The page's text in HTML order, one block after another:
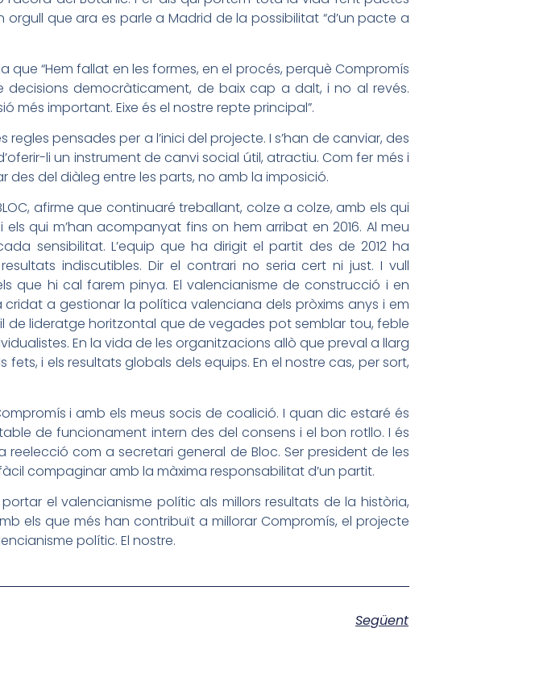
que ara es parle a Madrid de la possibilitat “d’un pacte a
“Hem fallat en les formes, en el procés, perquè Compromís
democràticament, de baix cap a dalt, i no al revés.
més important. Eixe és el nostre repte principal”.
pensades per a l’inici del projecte. I s’han de canviar, des
li un instrument de canvi social útil, atractiu. Com fer més i
des del diàleg entre les parts, no amb la imposició.
afirme que continuaré treballant, colze a colze, amb els qui
qui m’han acompanyat fins on hem arribat en 2016. Al meu
sensibilitat. L’equip que ha dirigit el partit des de 2012 ha
indiscutibles. Dir el contrari no seria cert ni just. I vull
que hi cal farem pinya. El valencianisme de construcció i en
a gestionar la política valenciana dels pròxims anys i em
de lideratge horitzontal que de vegades pot semblar tou, feble
En la vida de les organitzacions allò que preval a llarg
i els resultats globals dels equips. En el nostre cas, per sort,
i amb els meus socis de coalició. I quan dic estaré és
de funcionament intern des del consens i el bon rotllo. I és
com a secretari general de Bloc. Ser president de les
compaginar amb la màxima responsabilitat d’un partit.
el valencianisme polític als millors resultats de la història,
els que més han contribuït a millorar Compromís, el projecte
polític. El nostre.
Següent